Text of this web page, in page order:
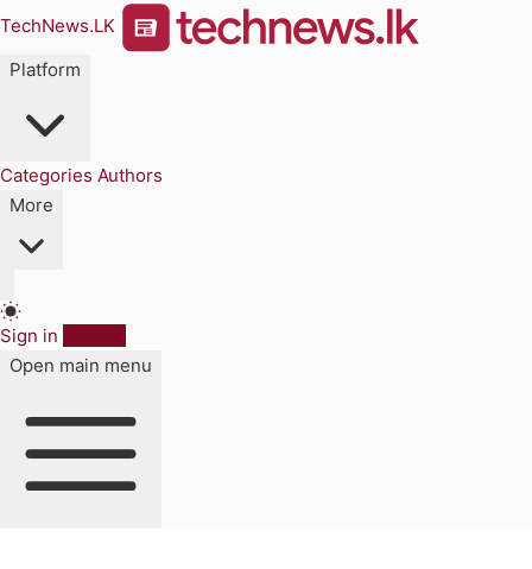
TechNews.LK
Platform
Categories Authors
More
Sign in
Open main menu